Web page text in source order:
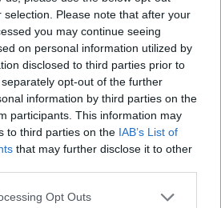
Please note that after your
you may continue seeing
on personal information utilized by
disclosed to third parties prior to
opt-out of the further
information by third parties on the
participants. This information may
to third parties on the IAB’s List of
that may further disclose it to other
Opt Outs
εμβόλιο mRNA κατά της γρίπης
για νέα θεραπεία στη
για τα δασικά οι